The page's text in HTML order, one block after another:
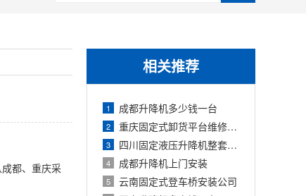
相关推荐
1 成都升降机多少钱一台
2 重庆固定式卸货平台维修哪家好
3 四川固定液压升降机整套价格
4 成都升降机上门安装
5 云南固定式登车桥安装公司
都、重庆采